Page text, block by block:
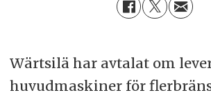
Wärtsilä har avtalat om
huvudmaskiner för